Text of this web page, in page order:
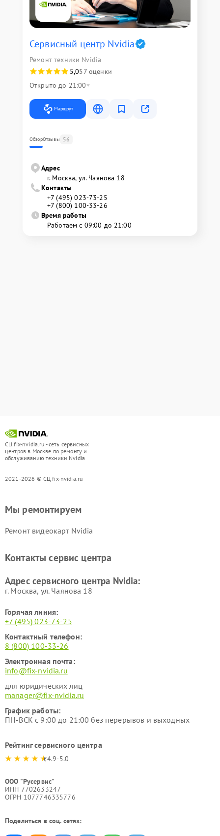
Сервисный центр Nvidia
Ремонт техники Nvidia
5,057 оценки
Открыто до 21:00
Маршрут
ОбзорОтзывы 56
Адрес
г. Москва, ул. Чаянова 18
Контакты
+7 (495) 023-73-25
+7 (800) 100-33-26
Время работы
Работаем с 09:00 до 21:00
СЦ fix-nvidia.ru - сеть сервисных
центров в Москве по ремонту и
обслуживанию техники Nvidia
2021-2026 © СЦ fix-nvidia.ru
Мы ремонтируем
Ремонт видеокарт Nvidia
Контакты сервис центра
Адрес сервисного центра Nvidia:
г. Москва, ул. Чаянова 18
Горячая линия:
+7 (495) 023-73-25
Контактный телефон:
8 (800) 100-33-26
Электронная почта:
info@fix-nvidia.ru
для юридических лиц
manager@fix-nvidia.ru
График работы:
ПН-ВСК с 9:00 до 21:00 без перерывов и выходных
Рейтинг сервисного центра
4.9-5.0
ООО "Русервис"
ИНН 7702633247
ОГРН 1077746335776
Поделиться в соц. сетях: